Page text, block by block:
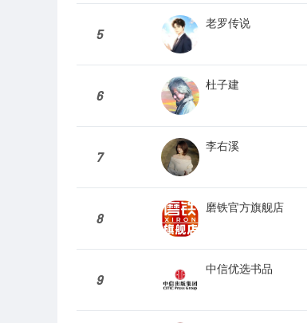
5
老罗传说
6
杜子建
7
李右溪
8
磨铁官方旗舰店
9
中信优选书品